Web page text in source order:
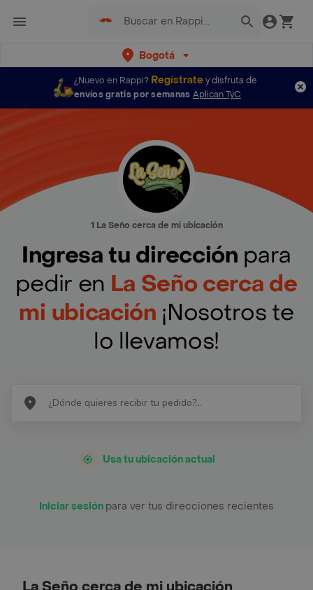
Bogotá
¿Nuevo en Rappi? Regístratey disfruta de
envíos gratis por semanas Aplican TyC
1 La Seño cerca de mi ubicación
Ingresa tu dirección para
pedir en La Seño cerca de
mi ubicación ¡Nosotros te
lo llevamos!
Usa tu ubicación actual
Iniciar sesión para ver tus direcciones recientes